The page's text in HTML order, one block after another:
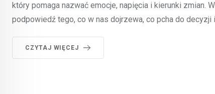
który pomaga nazwać emocje, napięcia i kierunki zmian.
podpowiedź tego, co w nas dojrzewa, co pcha do decyzji
CZYTAJ WIĘCEJ